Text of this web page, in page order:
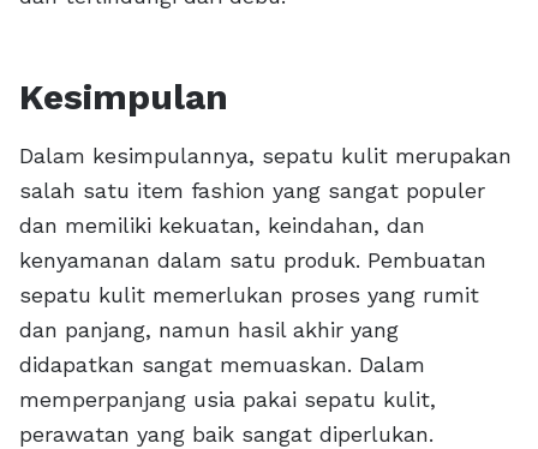
Kesimpulan
Dalam kesimpulannya, sepatu kulit merupakan
salah satu item fashion yang sangat populer
dan memiliki kekuatan, keindahan, dan
kenyamanan dalam satu produk. Pembuatan
sepatu kulit memerlukan proses yang rumit
dan panjang, namun hasil akhir yang
didapatkan sangat memuaskan. Dalam
memperpanjang usia pakai sepatu kulit,
perawatan yang baik sangat diperlukan.